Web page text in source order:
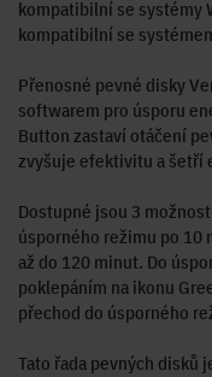
kompatibilní se systémy
kompatibilní se
Přenosné pevné disky
softwarem pro úsporu
Button zastaví otáčení
zvyšuje efektivitu a šetří
Dostupné jsou 3
úsporného režimu po 10
až do 120 minut. Do
poklepáním na ikonu
přechod do úsporného
Tato řada pevných disků